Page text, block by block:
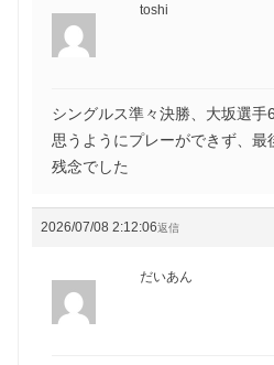
toshi
シングルス準々決勝、大坂選手
思うようにプレーができず、最
残念でした
2026/07/08 2:12:06返信
だいあん